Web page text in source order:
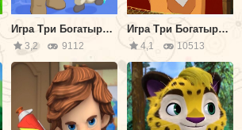
Игра Три Богатыря и Принцесса Египта: Алеша и Дурило
3,2 9112
Игра Три Богатыря и Морской Царь: Князь Киевский
4,1 10513